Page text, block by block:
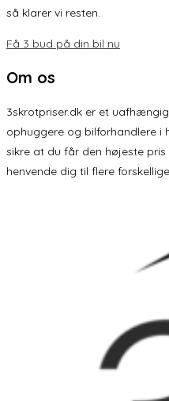
så klarer vi resten.
Få 3 bud på din bil nu
Om os
3skrotpriser.dk er et
ophuggere og bilforhandlere i
sikre at du får den højeste
henvende dig til flere